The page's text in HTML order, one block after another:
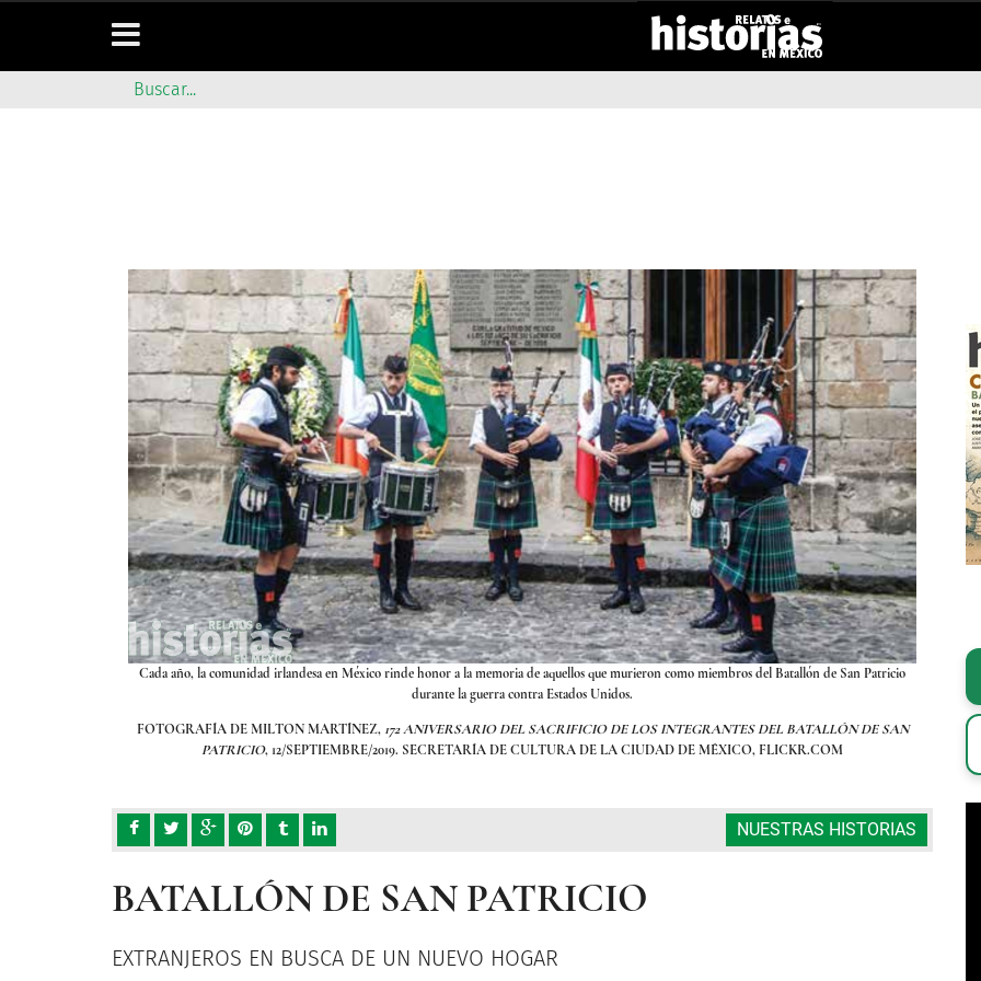
Cada año, la comunidad irlandesa en México rinde honor a la memoria de aquellos que murieron como miembros del Batallón de San Patricio
durante la guerra contra Estados Unidos.
FOTOGRAFÍA DE MILTON MARTÍNEZ, 172 ANIVERSARIO DEL SACRIFICIO DE LOS INTEGRANTES DEL BATALLÓN DE SAN
PATRICIO, 12/SEPTIEMBRE/2019. SECRETARÍA DE CULTURA DE LA CIUDAD DE MÉXICO, FLICKR.COM
Cada
NUESTRAS HISTORIAS
BATALLÓN DE SAN PATRICIO
EXTRANJEROS EN BUSCA DE UN NUEVO HOGAR